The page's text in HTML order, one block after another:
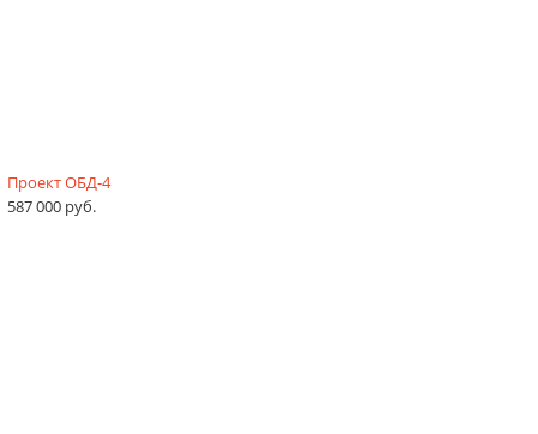
Проект ОБД-4
587 000 руб.